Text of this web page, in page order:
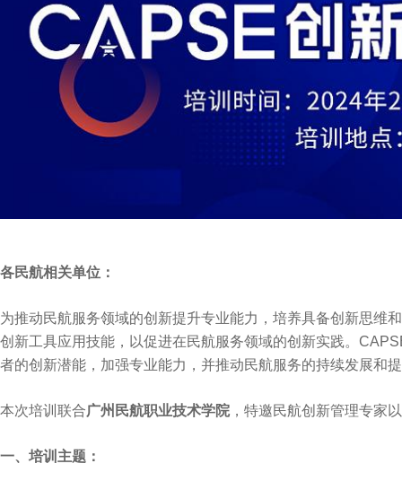
各民航相关单位：
为推动民航服务领域的创新提升专业能力，培养具备创新思维
创新工具应用技能，以促进在民航服务领域的创新实践。
者的创新潜能，加强专业能力，并推动民航服务的持续发展和
本次培训联合广州民航职业技术学院，特邀民航创新管理专家
一、培训主题：